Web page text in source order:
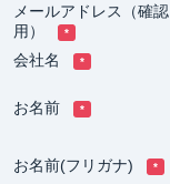
メールアドレス（確認
用）
*
会社名 *
お名前 *
お名前(フリガナ) *